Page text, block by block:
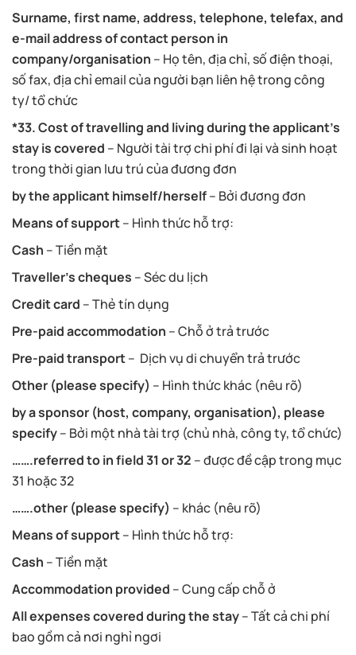
Surname, first name, address, telephone, telefax, and
e-mail address of contact person in
company/organisation – Họ tên, địa chỉ, số điện thoại,
số fax, địa chỉ email của người bạn liên hệ trong công
ty/ tổ chức
*33. Cost of travelling and living during the applicant’s
stay is covered – Người tài trợ chi phí đi lại và sinh hoạt
trong thời gian lưu trú của đương đơn
by the applicant himself/herself– Bởi đương đơn
Means of support– Hình thức hỗ trợ:
Cash – Tiền mặt
Traveller’s cheques – Séc du lịch
Credit card – Thẻ tín dụng
Pre-paid accommodation – Chỗ ở trả trước
Pre-paid transport– Dịch vụ di chuyển trả trước
Other (please specify) – Hình thức khác (nêu rõ)
by a sponsor (host, company, organisation), please
specify– Bởi một nhà tài trợ (chủ nhà, công ty, tổ chức)
…….referred to in field 31 or 32 – được đề cập trong mục
31 hoặc 32
…….other (please specify) – khác (nêu rõ)
Means of support– Hình thức hỗ trợ:
Cash – Tiền mặt
Accommodation provided – Cung cấp chỗ ở
All expenses covered during the stay– Tất cả chi phí
bao gồm cả nơi nghỉ ngơi